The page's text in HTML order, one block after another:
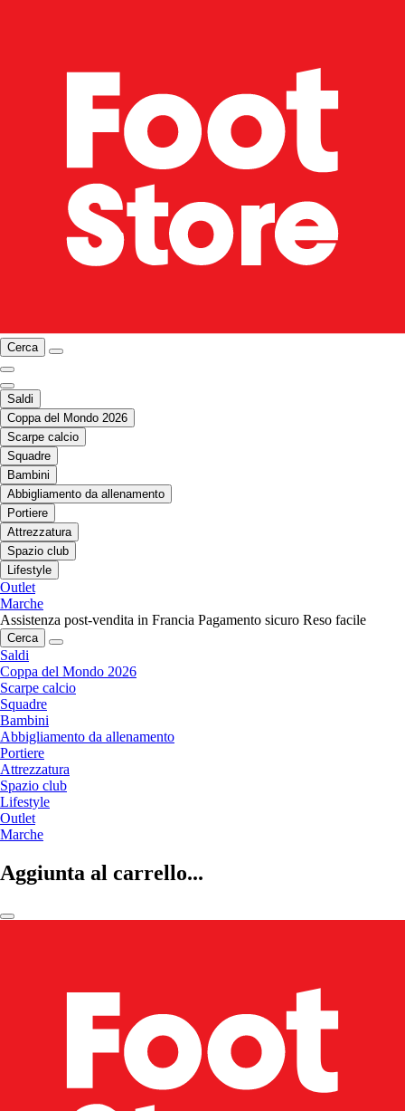
Cerca
Saldi
Coppa del Mondo 2026
Scarpe calcio
Squadre
Bambini
Abbigliamento da allenamento
Portiere
Attrezzatura
Spazio club
Lifestyle
Outlet
Marche
Assistenza post-vendita in Francia Pagamento sicuro Reso facile
Cerca
Saldi
Coppa del Mondo 2026
Scarpe calcio
Squadre
Bambini
Abbigliamento da allenamento
Portiere
Attrezzatura
Spazio club
Lifestyle
Outlet
Marche
Aggiunta al carrello...